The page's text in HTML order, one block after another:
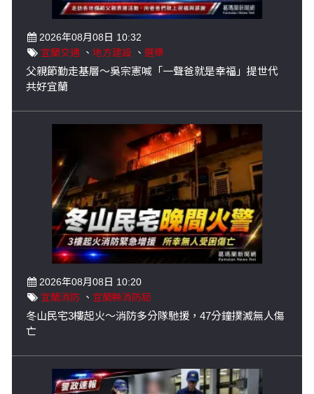
2026年08月08日 10:32
宜蘭交通 、 地方建設 、 選舉
父親節勤走基層～吳宗憲喊「一聲爸就是幸福」提世代
共好宜蘭
2026年08月08日 10:20
宜蘭消防 、 宜蘭縣消防局
冬山民宅3樓起火～消防多分隊馳援，47分鐘撲滅無人傷
亡